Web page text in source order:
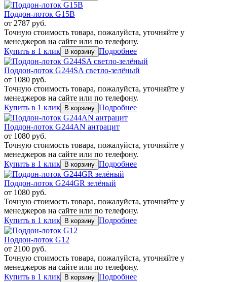
Поддон-лоток G15B
от 2787 руб.
Точную стоимость товара, пожалуйста, уточняйте у
менеджеров на сайте или по телефону.
Купить в 1 клик
Подробнее
Поддон-лоток G244SA светло-зелёный
от 1080 руб.
Точную стоимость товара, пожалуйста, уточняйте у
менеджеров на сайте или по телефону.
Купить в 1 клик
Подробнее
Поддон-лоток G244AN антрацит
от 1080 руб.
Точную стоимость товара, пожалуйста, уточняйте у
менеджеров на сайте или по телефону.
Купить в 1 клик
Подробнее
Поддон-лоток G244GR зелёный
от 1080 руб.
Точную стоимость товара, пожалуйста, уточняйте у
менеджеров на сайте или по телефону.
Купить в 1 клик
Подробнее
Поддон-лоток G12
от 2100 руб.
Точную стоимость товара, пожалуйста, уточняйте у
менеджеров на сайте или по телефону.
Купить в 1 клик
Подробнее